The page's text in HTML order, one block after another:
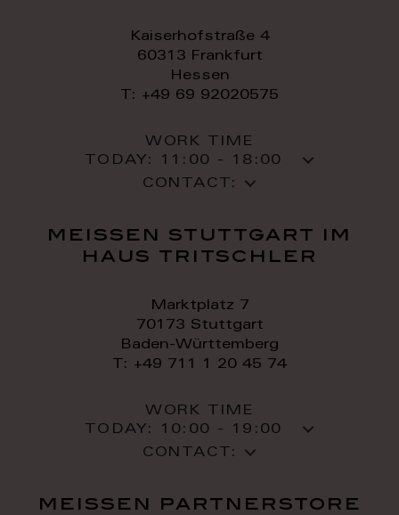
Kaiserhofstraße 4
60313 Frankfurt
Hessen
T: +49 69 92020575
WORK TIME
TODAY:
11:00 - 18:00
CONTACT:
meissen stuttgart im
haus tritschler
Marktplatz 7
70173 Stuttgart
Baden-Württemberg
T: +49 711 1 20 45 74
WORK TIME
TODAY:
10:00 - 19:00
CONTACT:
meissen partnerstore